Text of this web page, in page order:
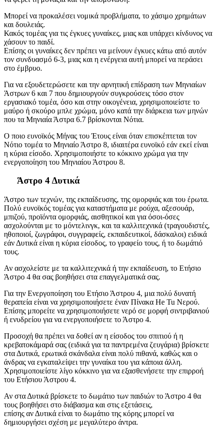
Μπορεί να προκαλέσει νομικά προβλήματα, το χάσιμο χρημάτων
και δουλειάς.
Κακός τομέας για τις έγκυες γυναίκες, μιας και υπάρχει κίνδυνος να
χάσουν το παιδί.
Επίσης οι γυναίκες δεν πρέπει να μείνουν έγκυες κάτω από αυτόν
τον συνδυασμό 6-3, μιας και η ενέργεια αυτή μπορεί να περάσει
στο έμβρυο.
Για να εξουδετερώσετε και την αρνητική επίδραση των Μηνιαίων
Άστρων 6 και 7 που δημιουργούν συγκρούσεις τόσο στον
εργασιακό τομέα, όσο και στην οικογένεια, χρησιμοποιείστε το
μαύρο ή σκούρο μπλε χρώμα, μόνο κατά την διάρκεια των μηνών
που τα Μηνιαία Άστρα 6.7 βρίσκονται Νότια.
Ο ποιο ευνοϊκός Μήνας του Έτους είναι όταν επισκέπτεται τον
Νότιο τομέα το Μηνιαίο Άστρο 8, ιδιαιτέρα ευνοϊκό εάν εκεί είναι
η κύρια είσοδο. Χρησιμοποιήστε το κόκκινο χρώμα για την
ενεργοποίηση του Μηνιαίου Άστρου 8.
Άστρο 4 Δυτικά
Άστρο των τεχνών, της εκπαίδευσης, της ομορφιάς και του έρωτα.
Πολύ ευνοϊκός τομέας για καταστήματα με ρούχα, αξεσουάρ,
μπιζού, προϊόντα ομορφιάς, αισθητικοί και για όσοι-όσες
ασχολούνται με το μόντελινγκ, και τα καλλιτεχνικά (τραγουδιστές,
ηθοποιοί, ζωγράφοι, συγγραφείς, εκπαιδευτικοί, δάσκαλοι) ειδικά
εάν Δυτικά είναι η κύρια είσοδος, το γραφείο τους, ή το δωμάτιό
τους.
Αν ασχολείστε με τα καλλιτεχνικά ή την εκπαίδευση, το Ετήσιο
Άστρο 4 θα σας βοηθήσει στα επαγγελματικά σας.
Για την Ενεργοποίηση του Ετήσιο Άστρου 4, μια πολύ δυνατή
θεραπεία είναι να χρησιμοποιήσετε έναν Πίνακα He Tu Νερού.
Επίσης μπορείτε να χρησιμοποιήσετε νερό σε μορφή σιντριβανιού
ή ενυδρείου για να ενεργοποιήσετε το Άστρο 4.
Προσοχή θα πρέπει να δοθεί αν η είσοδος του σπιτιού ή η
κρεβατοκάμαρά σας (ειδικά για τα παντρεμένα ζευγάρια) βρίσκετε
στα Δυτικά, ερωτικά σκάνδαλα είναι πολύ πιθανά, καθώς και ο
άνδρας να εγκαταλείψει την γυναίκα του για κάποια άλλη.
Χρησιμοποιείστε λίγο κόκκινο για να εξασθενήσετε την επιρροή
του Ετήσιου Άστρου 4.
Αν στα Δυτικά βρίσκετε το δωμάτιο των παιδιών το Άστρο 4 θα
τους βοηθήσει στο διάβασμα και στις εξετάσεις,
επίσης αν Δυτικά είναι το δωμάτιο της κόρης μπορεί να
δημιουργήσει σχέση με μεγαλύτερο άντρα.